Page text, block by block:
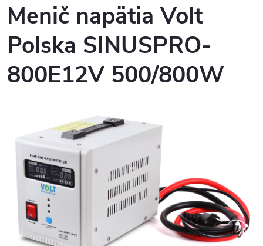
Menič napätia Volt
Polska SINUSPRO-
800E12V 500/800W